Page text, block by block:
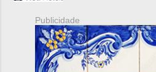
Publicidade